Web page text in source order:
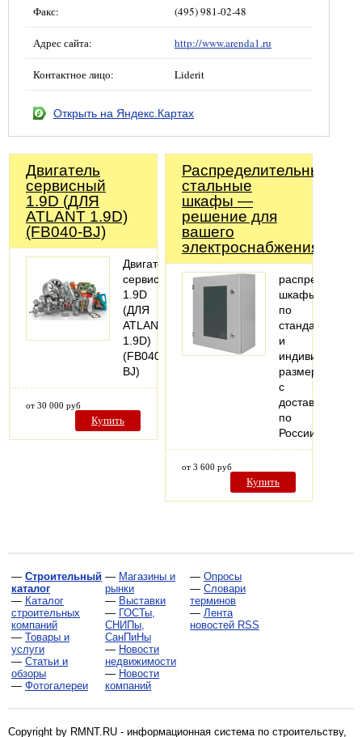
Факс: (495) 981-02-48
Адрес сайта: http://www.arenda1.ru
Контактное лицо: Liderit
Открыть на Яндекс.Картах
Двигатель
сервисный
1.9D (ДЛЯ
ATLANT 1.9D)
(FB040-BJ)
Двигатель
сервисный
1.9D
(ДЛЯ
ATLANT
1.9D)
(FB040-
BJ)
от 30 000 руб
Купить
Распределительные
стальные
шкафы —
решение для
вашего
электроснабжения!
шкафы
по
стандартным
и
размерам
с
доставкой
по
России
от 3 600 руб
Купить
— Строительный
каталог
— Каталог
строительных
компаний
— Товары и
услуги
— Статьи и
обзоры
— Фотогалереи
— Магазины и
рынки
— Выставки
— ГОСТы,
СНИПы,
СанПиНы
— Новости
недвижимости
— Новости
компаний
— Опросы
— Словари
терминов
— Лента
новостей RSS
Copyright by RMNT.RU - информационная система по строительству,